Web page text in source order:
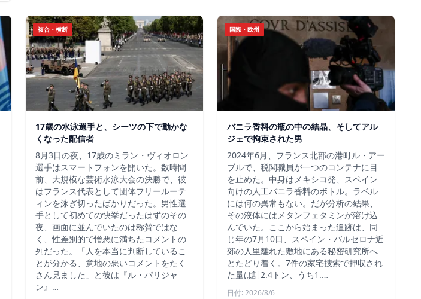
複合・横断
17歳の水泳選手と、シーツの下で動かな
くなった配信者
8月3日の夜、17歳のミラン・ヴィオロン
選手はスマートフォンを開いた。数時間
前、大規模な芸術水泳大会の決勝で、彼
はフランス代表として団体フリールーテ
ィンを泳ぎ切ったばかりだった。男性選
手として初めての快挙だったはずのその
夜、画面に並んでいたのは称賛ではな
く、性差別的で憎悪に満ちたコメントの
列だった。「人を本当に判断しているこ
とが分かる、意地の悪いコメントをたく
さん見ました」と彼は『ル・パリジャ
ン』…
国際・欧州
バニラ香料の瓶の中の結晶、そしてアル
ジェで拘束された男
2024年6月、フランス北部の港町ル・アー
ブルで、税関職員が一つのコンテナに目
を止めた。中身はメキシコ発、スペイン
向けの人工バニラ香料のボトル。ラベル
には何の異常もない。だが分析の結果、
その液体にはメタンフェタミンが溶け込
んでいた。ここから始まった追跡は、同
じ年の7月10日、スペイン・バルセロナ近
郊の人里離れた敷地にある秘密研究所へ
とたどり着く。7件の家宅捜索で押収され
た量は計2.4トン、うち1.…
日付: 2026/8/6